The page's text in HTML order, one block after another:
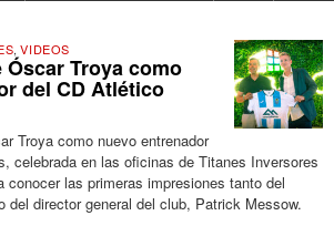
,VIDEOS
Troya como
del CD Atlético
Troya como nuevo entrenador
celebrada en las oficinas de Titanes Inversores
conocer las primeras impresiones tanto del
del director general del club, Patrick Messow.